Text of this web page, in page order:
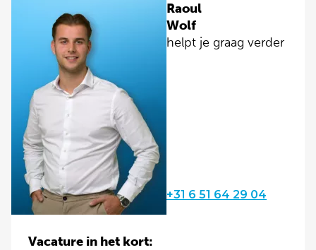
Raoul
Wolf
helpt je graag verder
+31 6 51 64 29 04
Vacature in het kort: